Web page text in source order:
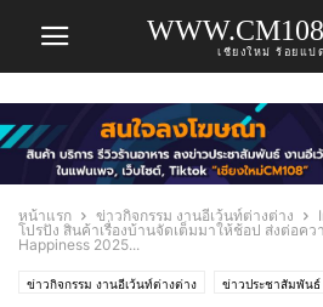
เชียงใหม่ ร้อยแป
หน้าแรก ข่าวกิจกรรม งานอีเว้นท์ต่างต่าง
โปรปัง สินค้าเรื่องบ้านจัดเต็มมาให้ช้อป ส่งต่อค
Happiness 2025...
ข่าวกิจกรรม งานอีเว้นท์ต่างต่าง ข่าวประชาสัมพันธ์